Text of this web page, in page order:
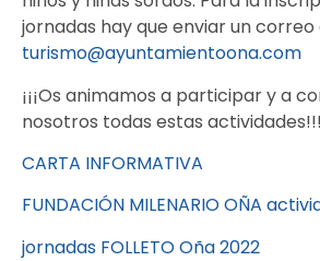
jornadas hay que enviar un
turismo@ayuntamientoona.com
¡¡¡Os animamos a participar y a
nosotros todas estas actividades!!!
CARTA INFORMATIVA
FUNDACIÓN MILENARIO OÑA
jornadas FOLLETO Oña 2022